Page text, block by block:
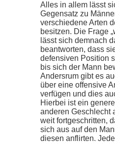
Alles in allem lässt
Gegensatz zu
verschiedene Arten
besitzen. Die Frage
lässt sich demnach
beantworten, dass
defensiven Position
bis sich der Mann
Andersrum gibt es
über eine offensive
verfügen und dies
Hierbei ist ein
anderen Geschlecht
weit fortgeschritten,
sich aus auf den
diesen anflirten.